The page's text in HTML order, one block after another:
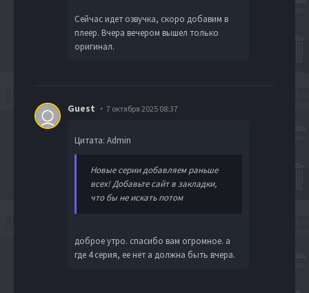
Сейчас идет озвучка, скоро добавим в
плеер. Вчера вечером вышел только
оригинал.
Guest 7 октября 2025 08:37
Цитата: Admin
Новые серии добавляем раньше
всех! Добавьте сайт в закладки,
что бы не искать потом
доброе утро. спасибо вам огромное. а
где 4 серия, ее нет а должна быть вчера.